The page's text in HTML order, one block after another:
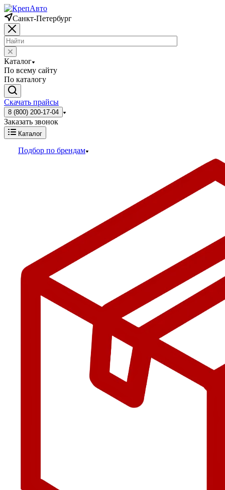
Санкт-Петербург
Каталог
По всему сайту
По каталогу
Скачать прайсы
8 (800) 200-17-04
Заказать звонок
Каталог
Подбор по брендам